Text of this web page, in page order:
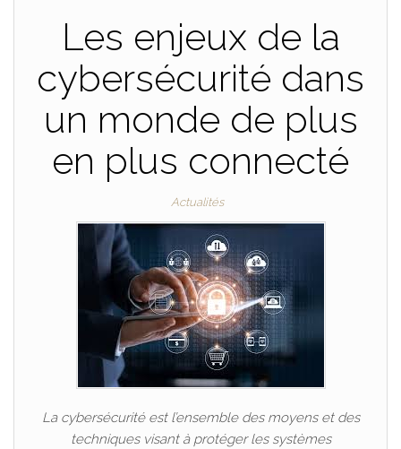
Les enjeux de la
cybersécurité dans
un monde de plus
en plus connecté
Actualités
La cybersécurité est l’ensemble des moyens et des
techniques visant à protéger les systèmes